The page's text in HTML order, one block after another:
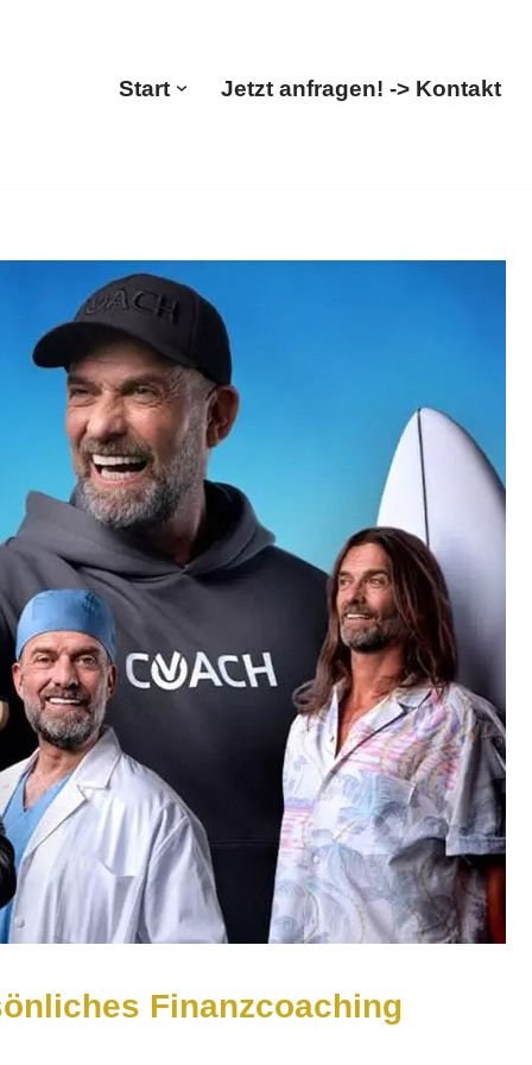
Start Jetzt anfragen! -> Kontakt
Factoring. Gesucht:
Edward Sander, Ihr Finanzberater &
Finanzcoaching